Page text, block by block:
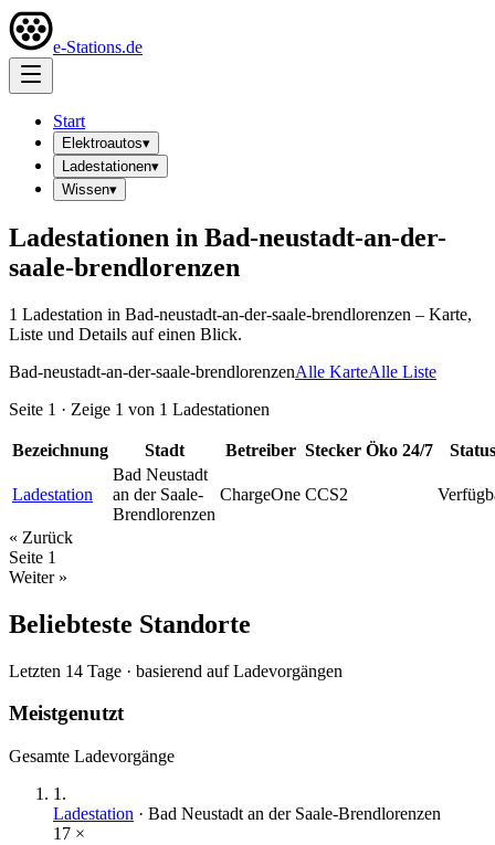
e-Stations.de
Start
Elektroautos▾
Ladestationen▾
Wissen▾
Ladestationen in Bad-neustadt-an-der-
saale-brendlorenzen
1 Ladestation in Bad-neustadt-an-der-saale-brendlorenzen – Karte,
Liste und Details auf einen Blick.
Bad-neustadt-an-der-saale-brendlorenzenAlle KarteAlle Liste
Seite 1 · Zeige 1 von 1 Ladestationen
Bezeichnung Stadt Betreiber Stecker Öko 24/7 Status
Ladestation
Bad Neustadt
an der Saale-
Brendlorenzen
ChargeOne CCS2
« Zurück
Seite 1
Weiter »
Beliebteste Standorte
Letzten 14 Tage · basierend auf Ladevorgängen
Meistgenutzt
Gesamte Ladevorgänge
1 .
Ladestation · Bad Neustadt an der Saale-Brendlorenzen
17 ×